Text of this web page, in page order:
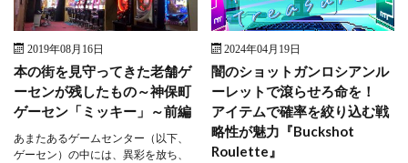
2019年08月16日
本の街を見守ってきた老舗ゲ
ーセンが残したもの～神保町
ゲーセン「ミッキー」～前編
あまたあるゲームセンター（以下、
ゲーセン）の中には、異彩を放ち、
2024年04月19日
闇のショットガンロシアンル
ーレットで滾らせろ命を！
アイテムで確率を絞り込む戦
略性が魅力『Buckshot
Roulette』